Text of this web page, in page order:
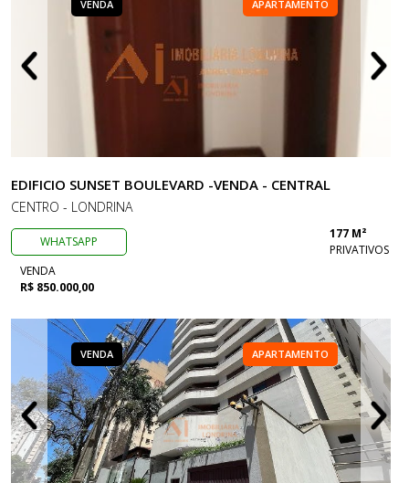
VENDA APARTAMENTO
EDIFICIO SUNSET BOULEVARD -VENDA - CENTRAL
CENTRO - LONDRINA
WHATSAPP
177 M²
PRIVATIVOS
VENDA
R$ 850.000,00
VENDA APARTAMENTO